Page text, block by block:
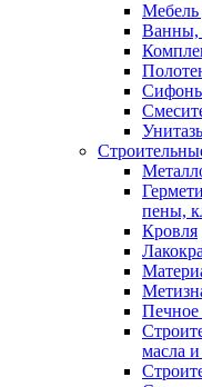
Мебель
Ванны,
пены,
Кровля
Печное
масла